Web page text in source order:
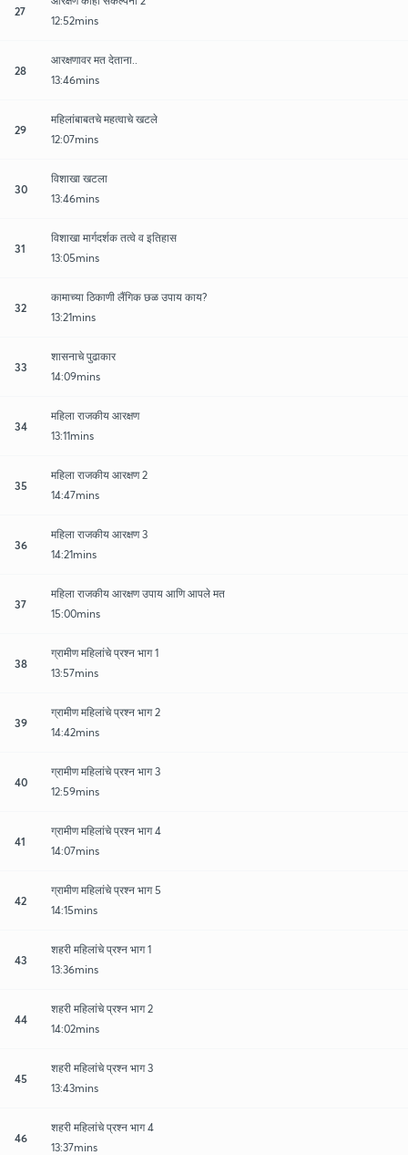
27
12:52mins
28
आरक्षणावर मत देताना..
13:46mins
29
महिलांबाबतचे महत्वाचे खटले
12:07mins
30
विशाखा खटला
13:46mins
31
विशाखा मार्गदर्शक तत्वे व इतिहास
13:05mins
32
कामाच्या ठिकाणी लैंगिक छळ उपाय काय?
13:21mins
33
शासनाचे पुढाकार
14:09mins
34
महिला राजकीय आरक्षण
13:11mins
35
महिला राजकीय आरक्षण 2
14:47mins
36
महिला राजकीय आरक्षण 3
14:21mins
37
महिला राजकीय आरक्षण उपाय आणि आपले मत
15:00mins
38
ग्रामीण महिलांचे प्रश्न भाग 1
13:57mins
39
ग्रामीण महिलांचे प्रश्न भाग 2
14:42mins
40
ग्रामीण महिलांचे प्रश्न भाग 3
12:59mins
41
ग्रामीण महिलांचे प्रश्न भाग 4
14:07mins
42
ग्रामीण महिलांचे प्रश्न भाग 5
14:15mins
43
शहरी महिलांचे प्रश्न भाग 1
13:36mins
44
शहरी महिलांचे प्रश्न भाग 2
14:02mins
45
शहरी महिलांचे प्रश्न भाग 3
13:43mins
46
शहरी महिलांचे प्रश्न भाग 4
13:37mins